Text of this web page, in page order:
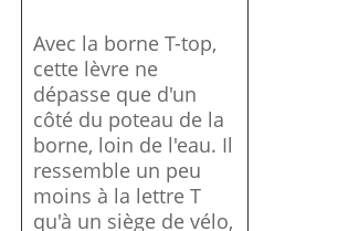
Avec la borne T-top,
cette lèvre ne
dépasse que d'un
côté du poteau de la
borne, loin de l'eau. Il
ressemble un peu
moins à la lettre T
qu'à un siège de vélo,